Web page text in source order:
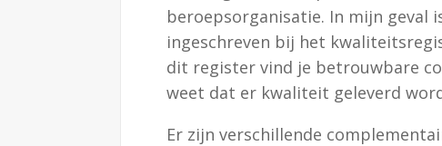
beroepsorganisatie. In mijn geval
ingeschreven bij het
dit register vind je betrouwbare
weet dat er kwaliteit geleverd
Er zijn verschillende